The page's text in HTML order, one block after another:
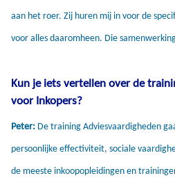
aan het roer. Zij huren mij in voor de
voor alles daaromheen. Die
Kun je iets vertellen over de
voor Inkopers?
Peter: De training Adviesvaardigheden
persoonlijke effectiviteit, sociale
de meeste inkoopopleidingen en